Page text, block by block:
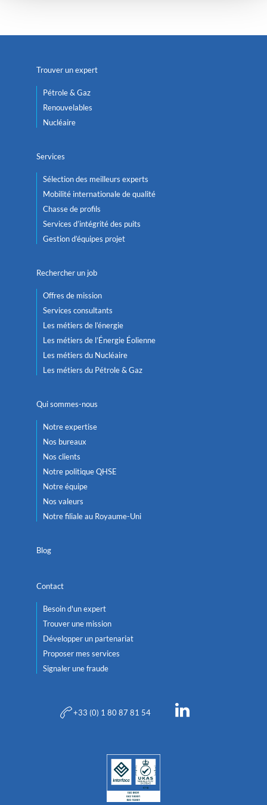
Trouver un expert
Pétrole & Gaz
Renouvelables
Nucléaire
Services
Sélection des meilleurs experts
Mobilité internationale de qualité
Chasse de profils
Services d’intégrité des puits
Gestion d’équipes projet
Rechercher un job
Offres de mission
Services consultants
Les métiers de l’énergie
Les métiers de l’Énergie Éolienne
Les métiers du Nucléaire
Les métiers du Pétrole & Gaz
Qui sommes-nous
Notre expertise
Nos bureaux
Nos clients
Notre politique QHSE
Notre équipe
Nos valeurs
Notre filiale au Royaume-Uni
Blog
Contact
Besoin d'un expert
Trouver une mission
Développer un partenariat
Proposer mes services
Signaler une fraude
+33 (0) 1 80 87 81 54